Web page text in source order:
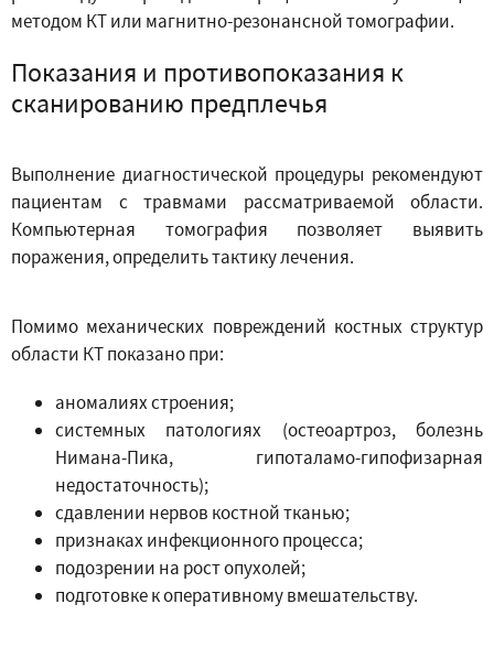
методом КТ или магнитно-резонансной томографии.
Показания и противопоказания к
сканированию предплечья
Выполнение диагностической процедуры рекомендуют
пациентам с травмами рассматриваемой области.
Компьютерная томография позволяет выявить
поражения, определить тактику лечения.
Помимо механических повреждений костных структур
области КТ показано при:
аномалиях строения;
системных патологиях (остеоартроз, болезнь
Нимана-Пика, гипоталамо-гипофизарная
недостаточность);
сдавлении нервов костной тканью;
признаках инфекционного процесса;
подозрении на рост опухолей;
подготовке к оперативному вмешательству.